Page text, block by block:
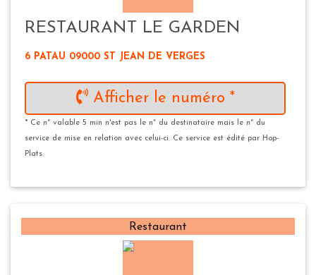
RESTAURANT LE GARDEN
6 PATAU 09000 ST JEAN DE VERGES
Afficher le numéro *
* Ce n° valable 5 min n'est pas le n° du destinataire mais le n° du
service de mise en relation avec celui-ci. Ce service est édité par Hop-
Plats.
Restaurant